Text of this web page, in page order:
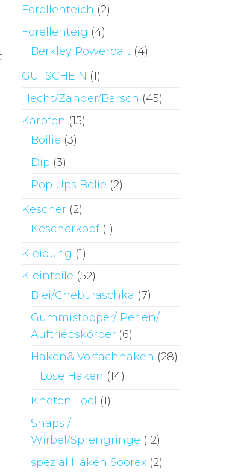
Forellenteich (2)
Forellenteig (4)
Berkley Powerbait (4)
GUTSCHEIN (1)
Hecht/Zander/Barsch (45)
Karpfen (15)
Boilie (3)
Dip (3)
Pop Ups Bolie (2)
Kescher (2)
Kescherkopf (1)
Kleidung (1)
Kleinteile (52)
Blei/Cheburaschka (7)
Gummistopper/ Perlen/
Auftriebskörper (6)
Haken& Vorfachhaken (28)
Löse Haken (14)
Knoten Tool (1)
Snaps /
Wirbel/Sprengringe (12)
spezial Haken Soorex (2)